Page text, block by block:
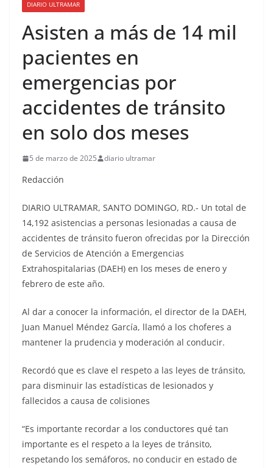
Miami y Broward
DIARIO ULTRAMAR
Asisten a más de 14 mil
pacientes en
emergencias por
accidentes de tránsito
en solo dos meses
5 de marzo de 2025 diario ultramar
Redacción
DIARIO ULTRAMAR, SANTO DOMINGO, RD.- Un total de
14,192 asistencias a personas lesionadas a causa de
accidentes de tránsito fueron ofrecidas por la Dirección
de Servicios de Atención a Emergencias
Extrahospitalarias (DAEH) en los meses de enero y
febrero de este año.
Al dar a conocer la información, el director de la DAEH,
Juan Manuel Méndez García, llamó a los choferes a
mantener la prudencia y moderación al conducir.
Recordó que es clave el respeto a las leyes de tránsito,
para disminuir las estadísticas de lesionados y
fallecidos a causa de colisiones
“Es importante recordar a los conductores qué tan
importante es el respeto a la leyes de tránsito,
respetando los semáforos, no conducir en estado de